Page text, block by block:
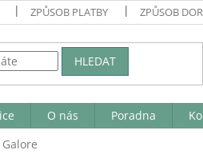
ZPŮSOB PLATBY ZPŮSOB
HLEDAT
O nás Poradna